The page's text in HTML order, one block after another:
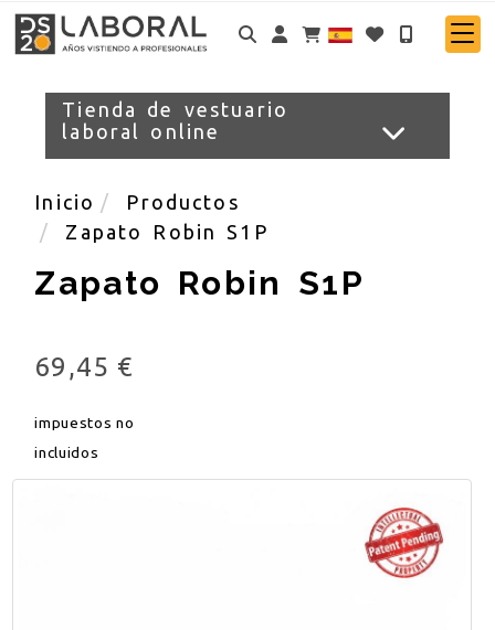
Identifícate
Tienda de vestuario
laboral online
Inicio
Productos
Zapato Robin S1P
Zapato Robin S1P
69,45 €
impuestos no
incluidos